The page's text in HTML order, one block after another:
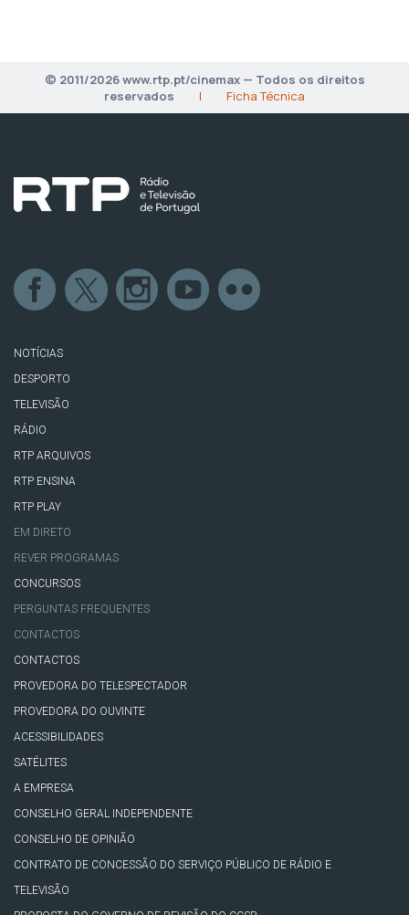
© 2011/2026 www.rtp.pt/cinemax — Todos os direitos
reservados
| Ficha Técnica
NOTÍCIAS
DESPORTO
TELEVISÃO
RÁDIO
RTP ARQUIVOS
RTP ENSINA
RTP PLAY
EM DIRETO
REVER PROGRAMAS
CONCURSOS
PERGUNTAS FREQUENTES
CONTACTOS
CONTACTOS
PROVEDORA DO TELESPECTADOR
PROVEDORA DO OUVINTE
ACESSIBILIDADES
SATÉLITES
A EMPRESA
CONSELHO GERAL INDEPENDENTE
CONSELHO DE OPINIÃO
CONTRATO DE CONCESSÃO DO SERVIÇO PÚBLICO DE RÁDIO E
TELEVISÃO